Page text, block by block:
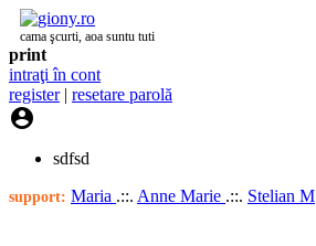
cama şcurti, aoa suntu tuti
print
intraţi în cont
register| resetare parolă

sdfsd
support: Maria .::. Anne Marie .::. Stelian M